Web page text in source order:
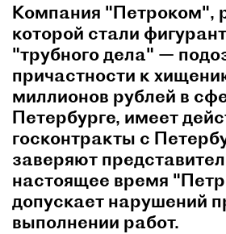
Компания "Петроком",
которой стали
"трубного дела" —
причастности к
миллионов рублей в
Петербурге, имеет
госконтракты с
заверяют
настоящее время
допускает нарушений
выполнении работ.